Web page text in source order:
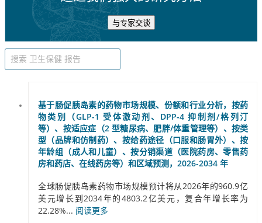
与专家交谈
基于肠促胰岛素的药物市场规模、份额和行业分析，按药
物类别（GLP-1 受体激动剂、DPP-4 抑制剂/格列汀
等）、按适应症（2 型糖尿病、肥胖/体重管理等）、按类
型（品牌和仿制药）、按给药途径（口服和肠胃外）、按
年龄组（成人和儿童）、按分销渠道（医院药房、零售药
房和药店、在线药房等）和区域预测，2026-2034 年
全球肠促胰岛素药物市场规模预计将从2026年的960.9亿
美元增长到2034年的4803.2亿美元，复合年增长率为
22.28%... 阅读更多